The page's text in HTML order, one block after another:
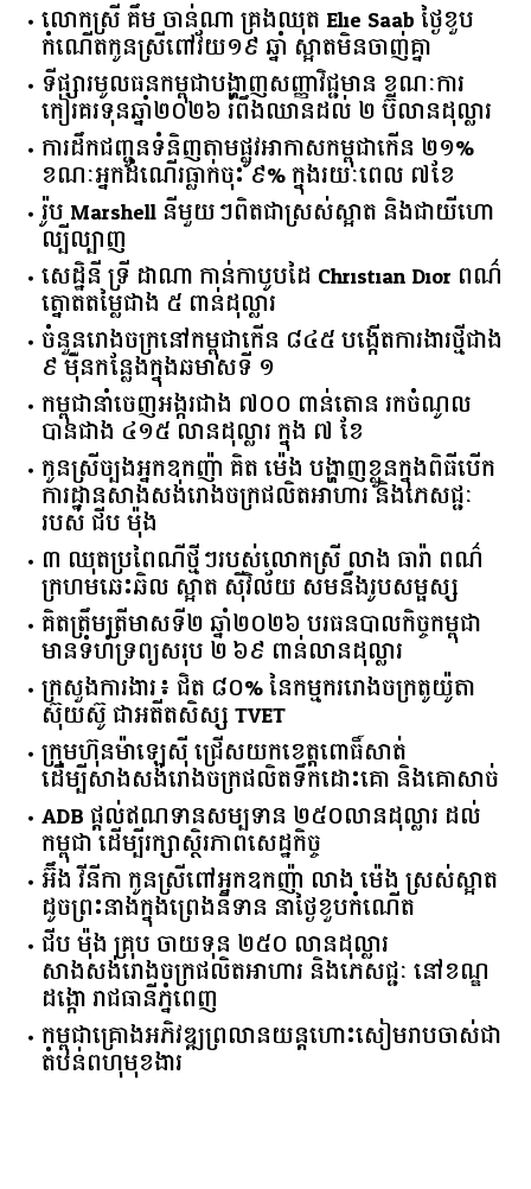
លោកស្រី គឹម ចាន់ណា គ្រងឈុត Elie Saab ថ្ងៃខួប
កំណើតកូនស្រីពៅវ័យ១៩ ឆ្នាំ ស្អាតមិនចាញ់គ្នា
ទីផ្សារ​មូលធន​កម្ពុជា​បង្ហាញ​សញ្ញា​វិជ្ជមាន​ ​ខណៈ​ការ​
កៀរគរ​ទុន​ឆ្នាំ​២០២៦​ ​រំពឹង​ឈានដល់​ ​២​ ​ប៊ីលាន​ដុល្លារ​
ការដឹកជញ្ជូនទំនិញតាមផ្លូវអាកាសកម្ពុជាកើន ២១%
ខណៈអ្នកដំណើរធ្លាក់ចុះ ៩% ក្នុងរយៈពេល ៧ខែ
រ៉ូប Marshell នីមួយៗពិតជាស្រស់ស្អាត និងជាយីហោ
ល្បីល្បាញ
សេដ្ឋិនី ទ្រី ដាណា កាន់កាបូបដៃ Christian Dior ពណ៌
ត្នោតតម្លៃជាង ៥ ពាន់ដុល្លារ
ចំនួន​រោងចក្រ​នៅ​កម្ពុជា​កើន​ ​៨៤៥​ ​បង្កើត​ការងារ​ថ្មី​ជាង​
​៩​ ​ម៉ឺន​កន្លែង​ក្នុង​ឆមាស​ទី ​១​
កម្ពុជានាំចេញអង្ករជាង ៧០០ ពាន់តោន រកចំណូល
បានជាង ៤១៥ លានដុល្លារ ក្នុង ៧ ខែ
កូនស្រីច្បងអ្នកឧកញ៉ា គិត ម៉េង បង្ហាញខ្លួនក្នុងពិធីបើក
ការដ្ឋានសាងសង់រោងចក្រផលិតអាហារ និងភេសជ្ជៈ
របស់ ជីប ម៉ុង
៣ ឈុតប្រពៃណីថ្មីៗរបស់លោកស្រី លាង ធារ៉ា ពណ៌
ក្រហមឆេះឆិល ស្អាត ​ស៊ីវិល័យ សមនឹងរូបសម្ផស្ស
គិត​ត្រឹមត្រីមាស​ទី​២​ ​ឆ្នាំ​២០២៦​ បរធន​បាលកិច្ច​កម្ពុជា​ ​
មាន​ទំហំ​ទ្រព្យ​សរុប​ ​២.៦៩​ ​ពាន់លាន​ដុល្លារ​
ក្រសួង​ការងារ​៖ ​ជិត​ ​៨០​% ​នៃ​កម្មករ​រោងចក្រ​តូយ៉ូតា ​
ស៊ុយ​ស៊ូ ​ជា​អតីត​សិស្ស​ ​TVET​
ក្រុមហ៊ុន​ម៉ាឡេស៊ី ជ្រើសយកខេត្ដពោធិ៍សាត់
ដើម្បីសាងសង់រោងចក្រផលិតទឹកដោះគោ និងគោសាច់
ADB ផ្តល់ឥណទានសម្បទាន ២៥០លានដុល្លារ ដល់
កម្ពុជា ដើម្បីរក្សាស្ថិរភាពសេដ្ឋកិច្ច
អ៊ឹង វីនីកា កូនស្រីពៅអ្នកឧកញ៉ា លាង ម៉េង ស្រស់ស្អាត
ដូចព្រះនាងក្នុងព្រេងនិទាន នាថ្ងៃខួបកំណើត
ជីប ម៉ុង គ្រុប ចាយទុន ២៥០ លានដុល្លារ
សាងសង់រោងចក្រផលិតអាហារ និងភេសជ្ជៈ នៅខណ្ឌ
ដង្កោ រាជធានីភ្នំពេញ
កម្ពុជា​គ្រោង​អភិវឌ្ឍ​ព្រលានយន្តហោះ​សៀមរាប​ចាស់​ជា​
តំបន់​ពហុ​មុខងារ​